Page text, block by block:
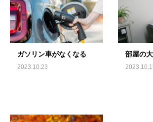
ガソリン車がなくなる
2023.10.23
部屋の